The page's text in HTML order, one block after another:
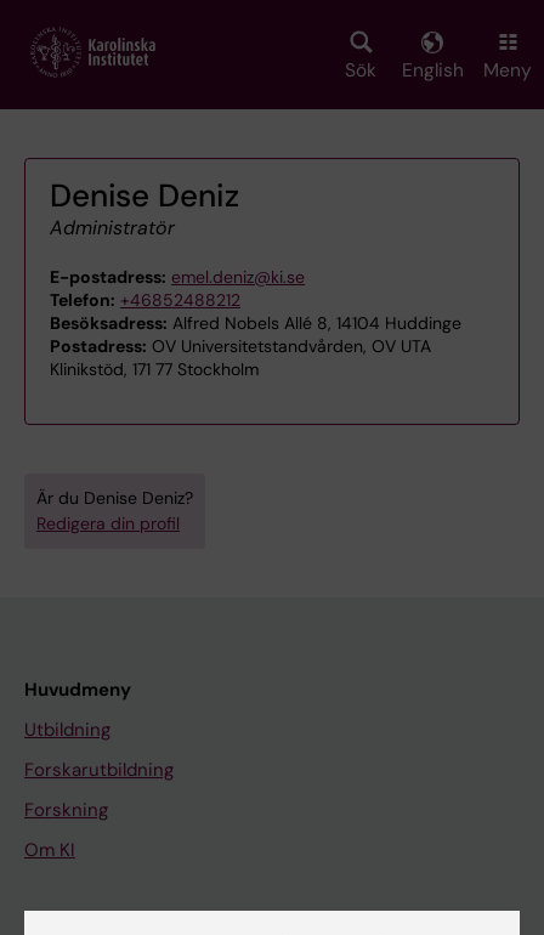
main
Sök English Meny
Denise Deniz
Administratör
E-postadress: emel.deniz@ki.se
Telefon: +46852488212
Besöksadress: Alfred Nobels Allé 8, 14104 Huddinge
Postadress: OV Universitetstandvården, OV UTA
Klinikstöd, 171 77 Stockholm
Är du Denise Deniz?
Redigera din profil
Huvudmeny
Utbildning
Forskarutbildning
Forskning
Om KI